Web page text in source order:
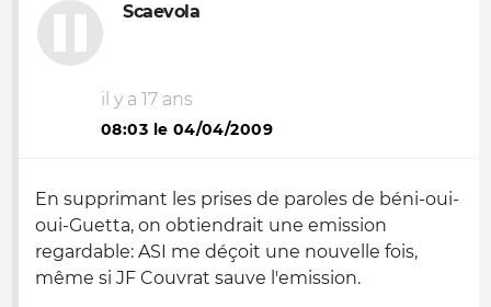
Scaevola
il y a 17 ans
08:03 le 04/04/2009
En supprimant les prises de paroles de béni-oui-
oui-Guetta, on obtiendrait une emission
regardable: ASI me déçoit une nouvelle fois,
même si JF Couvrat sauve l'emission.